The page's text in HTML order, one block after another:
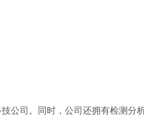
公司。同时，公司还拥有检测分